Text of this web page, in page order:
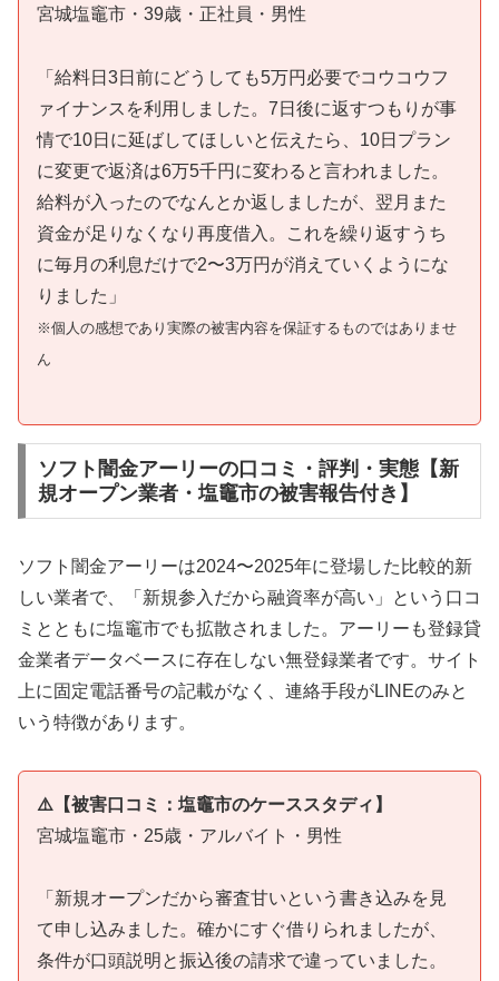
宮城塩竈市・39歳・正社員・男性
「給料日3日前にどうしても5万円必要でコウコウフ
ァイナンスを利用しました。7日後に返すつもりが事
情で10日に延ばしてほしいと伝えたら、10日プラン
に変更で返済は6万5千円に変わると言われました。
給料が入ったのでなんとか返しましたが、翌月また
資金が足りなくなり再度借入。これを繰り返すうち
に毎月の利息だけで2〜3万円が消えていくようにな
りました」
※個人の感想であり実際の被害内容を保証するものではありませ
ん
ソフト闇金アーリーの口コミ・評判・実態【新
規オープン業者・塩竈市の被害報告付き】
ソフト闇金アーリーは2024〜2025年に登場した比較的新
しい業者で、「新規参入だから融資率が高い」という口コ
ミとともに塩竈市でも拡散されました。アーリーも登録貸
金業者データベースに存在しない無登録業者です。サイト
上に固定電話番号の記載がなく、連絡手段がLINEのみと
いう特徴があります。
⚠️【被害口コミ：塩竈市のケーススタディ】
宮城塩竈市・25歳・アルバイト・男性
「新規オープンだから審査甘いという書き込みを見
て申し込みました。確かにすぐ借りられましたが、
条件が口頭説明と振込後の請求で違っていました。